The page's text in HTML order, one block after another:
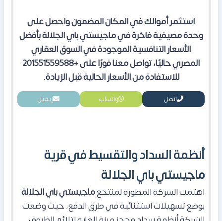
استثمر أموالك في المكان المضمون واحصل على
وحدة مصيفية فاخرة في ماجيستي باي الجلالة بأفضل
الأسعار التنافسية الموجودة في السوق العقاري
المصري حاليًا، تواصل معنا فورًا على +201551559588
للاستفادة من الأسعار الحالية قبل الزيادة.
اتصل واتساب إيميل
أنظمة السداد والتقسيط في قرية
ماجيستي باي الجلالة
اهتمت الشركة المطورة لمنتجعماجيستي باي الجلالة
بوضع تسهيلات استثنائية في طرق الدفع، حيث وضعت